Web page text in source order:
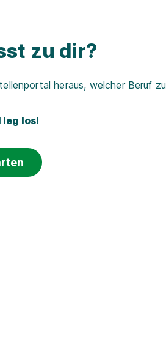
zu dir?
heraus, welcher Beruf zu
los!